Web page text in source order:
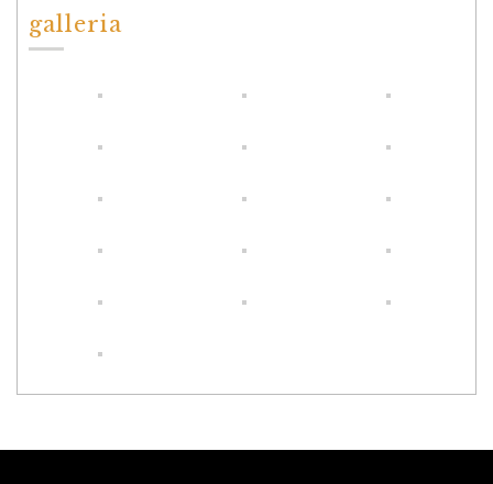
galleria